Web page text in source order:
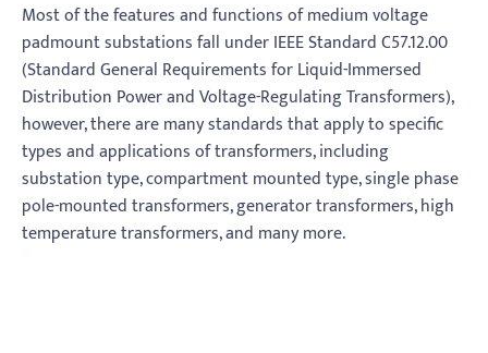
Most of the features and functions of medium voltage
padmount substations fall under IEEE Standard C57.12.00
(Standard General Requirements for Liquid-Immersed
Distribution Power and Voltage-Regulating Transformers),
however, there are many standards that apply to specific
types and applications of transformers, including
substation type, compartment mounted type, single phase
pole-mounted transformers, generator transformers, high
temperature transformers, and many more.